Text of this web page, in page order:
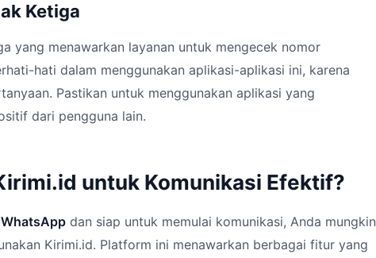
Ketiga
yang menawarkan layanan untuk mengecek nomor
hati dalam menggunakan aplikasi-aplikasi ini, karena
Pastikan untuk menggunakan aplikasi yang
dari pengguna lain.
untuk Komunikasi Efektif?
dan siap untuk memulai komunikasi, Anda mungkin
Kirimi.id. Platform ini menawarkan berbagai fitur yang